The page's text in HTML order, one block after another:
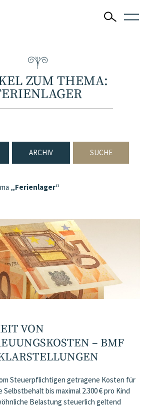
ZUM THEMA:
ARCHIV SUCHE
„Ferienlager“
VON
– BMF
Steuerpflichtigen getragene Kosten für
bis maximal 2.300 € pro Kind
Belastung steuerlich geltend